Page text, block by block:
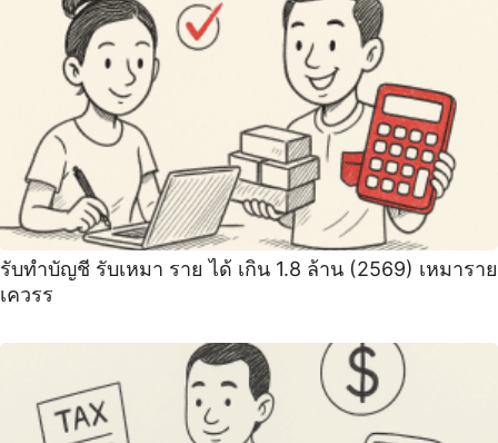
รับทำบัญชี รับเหมา ราย ได้ เกิน 1.8 ล้าน (2569) เหมาราย
เควรร